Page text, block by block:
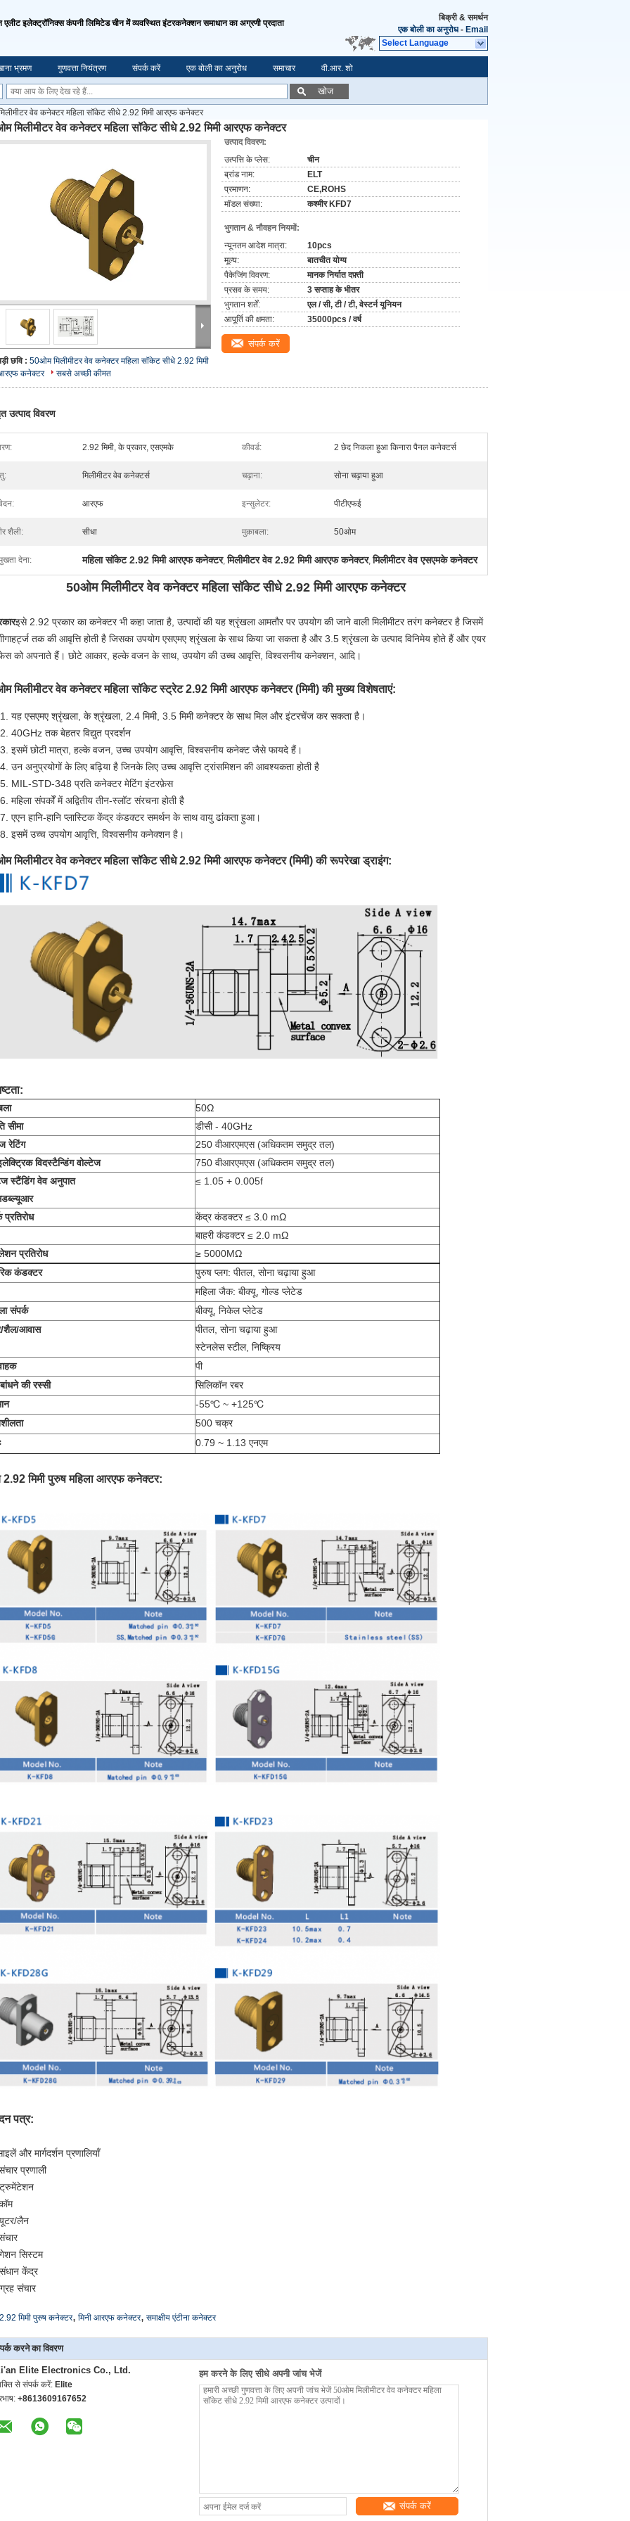
इलेक्ट्रॉनिक्स कंपनी लिमिटेड चीन में व्यवस्थित इंटरकनेक्शन समाधान का अग्रणी प्रदाता
बिक्री & समर्थन
एक बोली का अनुरोध - Email
Select Language
भ्रमण गुणवत्ता नियंत्रण संपर्क करें एक बोली का अनुरोध समाचार वी.आर. शो
खोज
वेव कनेक्टर महिला सॉकेट सीधे 2.92 मिमी आरएफ कनेक्टर
मिलीमीटर वेव कनेक्टर महिला सॉकेट सीधे 2.92 मिमी आरएफ कनेक्टर
छवि : 50ओम मिलीमीटर वेव कनेक्टर महिला सॉकेट सीधे 2.92 मिमी
कनेक्टर
सबसे अच्छी कीमत
उत्पाद विवरण:
उत्पत्ति के प्लेस:
चीन
ब्रांड नाम:
ELT
प्रमाणन:
CE,ROHS
मॉडल संख्या:
कश्मीर KFD7
भुगतान & नौवहन नियमों:
न्यूनतम आदेश मात्रा:
10pcs
मूल्य:
बातचीत योग्य
पैकेजिंग विवरण:
मानक निर्यात दफ़्ती
प्रसव के समय:
3 सप्ताह के भीतर
भुगतान शर्तें:
एल / सी, टी / टी, वेस्टर्न यूनियन
आपूर्ति की क्षमता:
35000pcs / वर्ष
संपर्क करें
उत्पाद विवरण
2.92 मिमी, के प्रकार, एसएमके कीवर्ड: 2 छेद निकला हुआ किनारा पैनल कनेक्टर्स
मिलीमीटर वेव कनेक्टर्स चढ़ाना: सोना चढ़ाया हुआ
आरएफ इन्सुलेटर: पीटीएफई
शैली: सीधा मुक़ाबला: 50ओम
देना: महिला सॉकेट 2.92 मिमी आरएफ कनेक्टर,मिलीमीटर वेव 2.92 मिमी आरएफ कनेक्टर,मिलीमीटर वेव एसएमके कनेक्टर
50ओम मिलीमीटर वेव कनेक्टर महिला सॉकेट सीधे 2.92 मिमी आरएफ कनेक्टर
इसे 2.92 प्रकार का कनेक्टर भी कहा जाता है, उत्पादों की यह श्रृंखला आमतौर पर उपयोग की जाने वाली मिलीमीटर तरंग कनेक्टर है जिसमें
तक की आवृत्ति होती है जिसका उपयोग एसएमए श्रृंखला के साथ किया जा सकता है और 3.5 श्रृंखला के उत्पाद विनिमेय होते हैं और एयर
को अपनाते हैं। छोटे आकार, हल्के वजन के साथ, उपयोग की उच्च आवृत्ति, विश्वसनीय कनेक्शन, आदि।
मिलीमीटर वेव कनेक्टर महिला सॉकेट स्ट्रेट 2.92 मिमी आरएफ कनेक्टर (मिमी) की मुख्य विशेषताएं:
यह एसएमए श्रृंखला, के श्रृंखला, 2.4 मिमी, 3.5 मिमी कनेक्टर के साथ मिल और इंटरचेंज कर सकता है।
40GHz तक बेहतर विद्युत प्रदर्शन
इसमें छोटी मात्रा, हल्के वजन, उच्च उपयोग आवृत्ति, विश्वसनीय कनेक्ट जैसे फायदे हैं।
उन अनुप्रयोगों के लिए बढ़िया है जिनके लिए उच्च आवृत्ति ट्रांसमिशन की आवश्यकता होती है
MIL-STD-348 प्रति कनेक्टर मेटिंग इंटरफ़ेस
महिला संपर्कों में अद्वितीय तीन-स्लॉट संरचना होती है
एएन हानि-हानि प्लास्टिक केंद्र कंडक्टर समर्थन के साथ वायु ढांकता हुआ।
इसमें उच्च उपयोग आवृत्ति, विश्वसनीय कनेक्शन है।
मिलीमीटर वेव कनेक्टर महिला सॉकेट सीधे 2.92 मिमी आरएफ कनेक्टर (मिमी) की रूपरेखा ड्राइंग:
50Ω
सीमा
डीसी - 40GHz
रेटिंग
250 वीआरएमएस (अधिकतम समुद्र तल)
विदस्टैन्डिंग वोल्टेज
750 वीआरएमएस (अधिकतम समुद्र तल)
स्टैंडिंग वेव अनुपात
≤ 1.05 + 0.005f
प्रतिरोध
केंद्र कंडक्टर ≤ 3.0 mΩ
बाहरी कंडक्टर ≤ 2.0 mΩ
प्रतिरोध
≥ 5000MΩ
कंडक्टर
पुरुष प्लग: पीतल, सोना चढ़ाया हुआ
महिला जैक: बीक्यू, गोल्ड प्लेटेड
संपर्क
बीक्यू, निकेल प्लेटेड
शैल/आवास
पीतल, सोना चढ़ाया हुआ
स्टेनलेस स्टील, निष्क्रिय
पी
की रस्सी
सिलिकॉन रबर
-55℃ ~ +125℃
500 चक्र
0.79 ~ 1.13 एनएम
2.92 मिमी पुरुष महिला आरएफ कनेक्टर:
पत्र:
और मार्गदर्शन प्रणालियाँ
प्रणाली
लैन
सिस्टम
केंद्र
संचार
2.92 मिमी पुरुष कनेक्टर, मिनी आरएफ कनेक्टर, समाक्षीय एंटीना कनेक्टर
करने का विवरण
Elite Electronics Co., Ltd.
से संपर्क करें: Elite
+8613609167652
हम करने के लिए सीधे अपनी जांच भेजें
संपर्क करें